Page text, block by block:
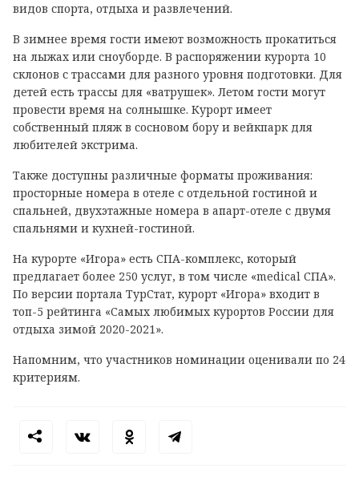
видов спорта, отдыха и развлечений.
В зимнее время гости имеют возможность прокатиться
на лыжах или сноуборде. В распоряжении курорта 10
склонов с трассами для разного уровня подготовки. Для
детей есть трассы для «ватрушек». Летом гости могут
провести время на солнышке. Курорт имеет
собственный пляж в сосновом бору и вейкпарк для
любителей экстрима.
Также доступны различные форматы проживания:
просторные номера в отеле с отдельной гостиной и
спальней, двухэтажные номера в апарт-отеле с двумя
спальнями и кухней-гостиной.
На курорте «Игора» есть СПА-комплекс, который
предлагает более 250 услуг, в том числе «medical СПА».
По версии портала ТурСтат, курорт «Игора» входит в
топ-5 рейтинга «Самых любимых курортов России для
отдыха зимой 2020-2021».
Напомним, что участников номинации оценивали по 24
критериям.